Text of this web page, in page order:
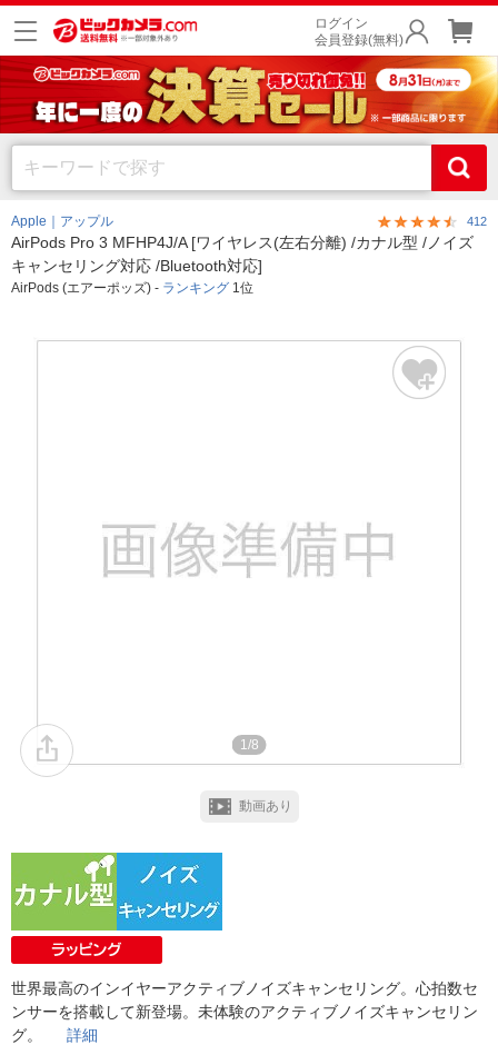
ログイン
会員登録(無料)
Apple｜アップル 412
AirPods Pro 3 MFHP4J/A [ワイヤレス(左右分離) /カナル型 /ノイズ
キャンセリング対応 /Bluetooth対応]
AirPods (エアーポッズ) - ランキング 1位
1/8
動画あり
世界最高のインイヤーアクティブノイズキャンセリング。心拍数セ
ンサーを搭載して新登場。未体験のアクティブノイズキャンセリン
グ。 詳細